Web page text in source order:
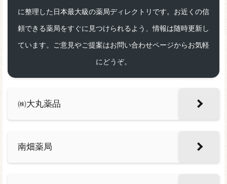
に整理した日本最大級の薬局ディレクトリです。お近くの信
頼できる薬局をすぐに見つけられるよう、情報は随時更新し
ています。ご意見やご提案はお問い合わせページからお気軽
にどうぞ。
㈱大丸薬品
南畑薬局